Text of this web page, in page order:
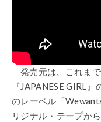
発売元は、これま
『JAPANESE GIRL 』
のレーベル「
リジナル・テープか